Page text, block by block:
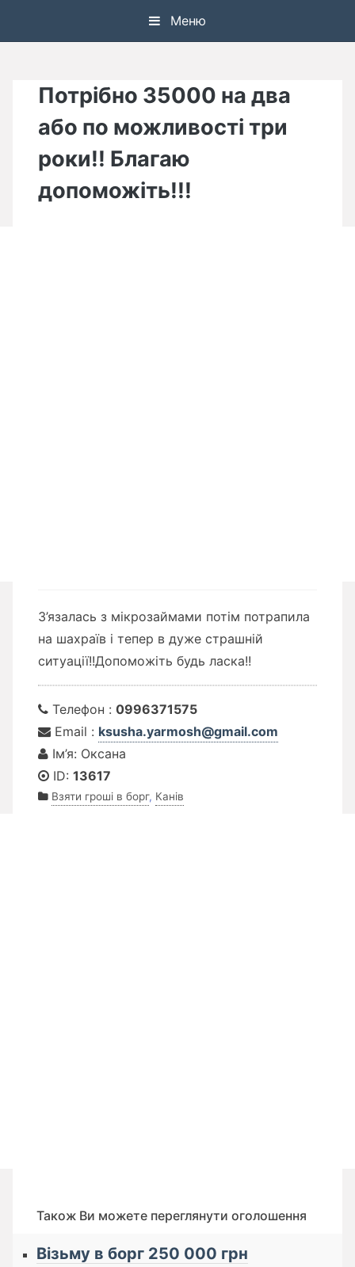
Меню
Потрібно 35000 на два
або по можливості три
роки!! Благаю
допоможіть!!!
З’язалась з мікрозаймами потім потрапила
на шахраїв і тепер в дуже страшній
ситуації!!Допоможіть будь ласка!!
Телефон : 0996371575
Email : ksusha.yarmosh@gmail.com
Ім’я: Оксана
ID: 13617
Взяти гроші в борг, Канів
Також Ви можете переглянути оголошення
Візьму в борг 250 000 грн